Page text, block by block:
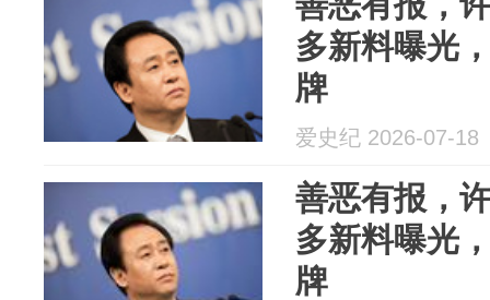
多新料曝光
牌
爱史纪 2026-07-18
善恶有报，
多新料曝光
牌